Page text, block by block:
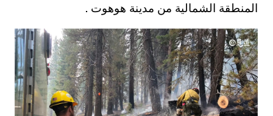
المنطقة الشمالية من مدينة هوهوت .